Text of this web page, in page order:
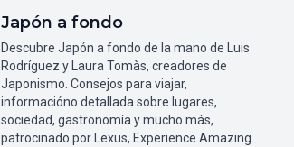
Japón a fondo
Descubre Japón a fondo de la mano de Luis
Rodríguez y Laura Tomàs, creadores de
Japonismo. Consejos para viajar,
informacióno detallada sobre lugares,
sociedad, gastronomía y mucho más,
patrocinado por Lexus, Experience Amazing.